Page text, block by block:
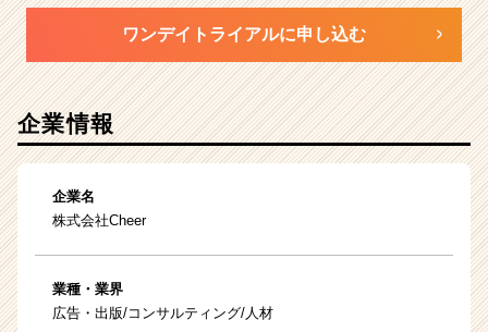
ワンデイトライアルに申し込む
企業情報
企業名
株式会社Cheer
業種・業界
広告・出版/コンサルティング/人材